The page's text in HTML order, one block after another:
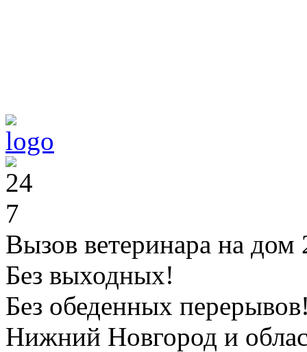
Вызов ветеринара на дом
Без выходных!
Без обеденных
Нижний Новгород и